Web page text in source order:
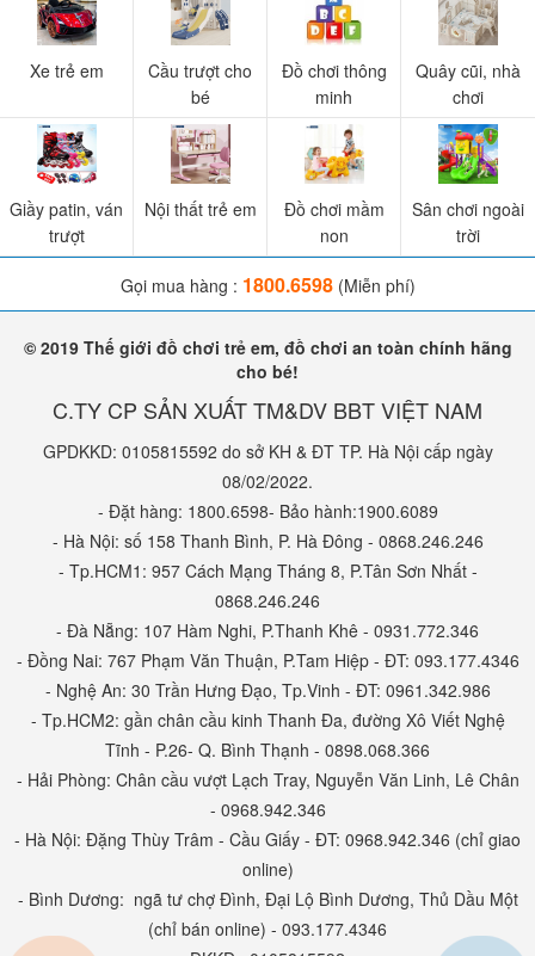
Xe trẻ em
Cầu trượt cho
bé
Đồ chơi thông
minh
Quây cũi, nhà
chơi
Giầy patin, ván
trượt
Nội thất trẻ em
Đồ chơi mầm
non
Sân chơi ngoài
trời
Gọi mua hàng : 1800.6598(Miễn phí)
© 2019 Thế giới đồ chơi trẻ em, đồ chơi an toàn chính hãng
cho bé!
C.TY CP SẢN XUẤT TM&DV BBT VIỆT NAM
GPDKKD: 0105815592 do sở KH & ĐT TP. Hà Nội cấp ngày
08/02/2022.
- Đặt hàng: 1800.6598- Bảo hành:1900.6089
- Hà Nội: số 158 Thanh Bình, P. Hà Đông - 0868.246.246
- Tp.HCM1: 957 Cách Mạng Tháng 8, P.Tân Sơn Nhất -
0868.246.246
- Đà Nẵng: 107 Hàm Nghi, P.Thanh Khê - 0931.772.346
- Đồng Nai: 767 Phạm Văn Thuận, P.Tam Hiệp - ĐT: 093.177.4346
- Nghệ An: 30 Trần Hưng Đạo, Tp.Vinh - ĐT: 0961.342.986
- Tp.HCM2: gần chân cầu kinh Thanh Đa, đường Xô Viết Nghệ
Tĩnh - P.26- Q. Bình Thạnh - 0898.068.366
- Hải Phòng: Chân cầu vượt Lạch Tray, Nguyễn Văn Linh, Lê Chân
- 0968.942.346
- Hà Nội: Đặng Thùy Trâm - Cầu Giấy - ĐT: 0968.942.346 (chỉ giao
online)
- Bình Dương: ngã tư chợ Đình, Đại Lộ Bình Dương, Thủ Dầu Một
(chỉ bán online) - 093.177.4346